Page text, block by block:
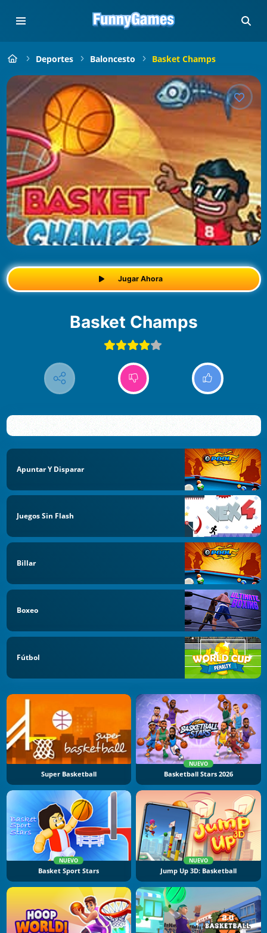
Deportes Baloncesto Basket Champs
Jugar Ahora
Basket Champs
Apuntar Y Disparar
Juegos Sin Flash
Billar
Boxeo
Fútbol
Super Basketball
NUEVO
Basketball Stars 2026
NUEVO
Basket Sport Stars
NUEVO
Jump Up 3D: Basketball